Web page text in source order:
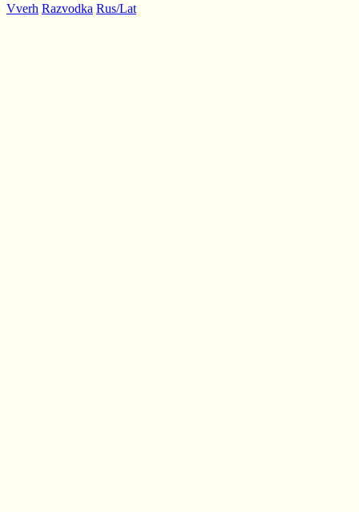
Vverh Razvodka Rus/Lat